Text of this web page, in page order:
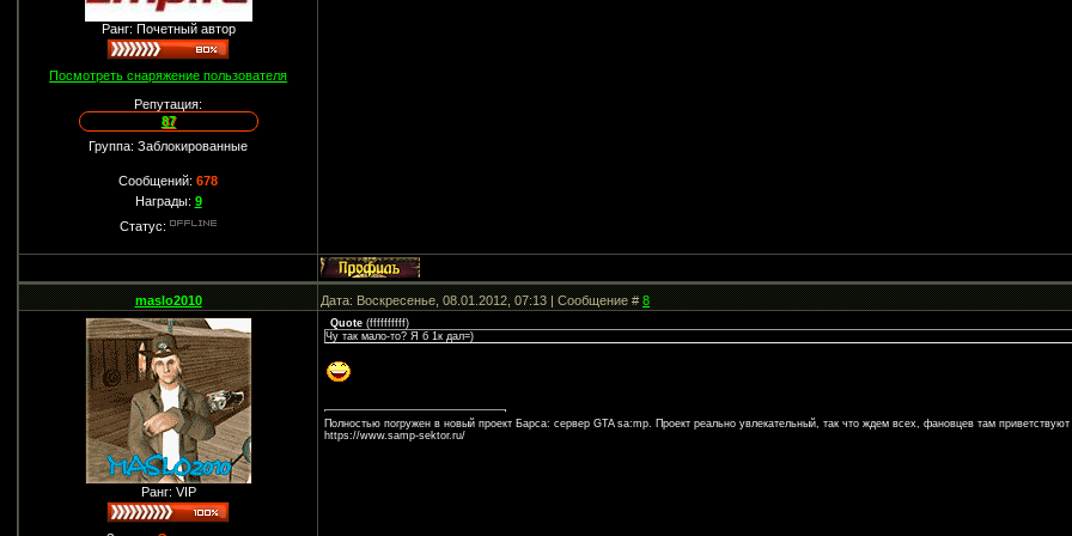
Ранг: Почетный автор
Посмотреть снаряжение пользователя
Репутация:
87
Группа: Заблокированные
Сообщений:678
Награды: 9
Статус:
maslo2010 Дата: Воскресенье, 08.01.2012, 07:13 | Сообщение #8
Ранг: VIP
Quote (ffffffffff)
Чу так мало-то? Я б 1к дал=)
Полностью погружен в новый проект Барса: сервер GTA sa:mp. Проект реально увлекательный, так что ждем всех, фановцев там
https://www.samp-sektor.ru/